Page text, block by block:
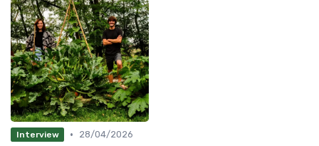
Interview •
28/04/2026